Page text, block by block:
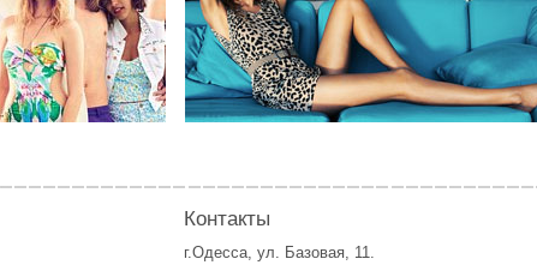
Контакты
г.Одесса, ул. Базовая, 11.